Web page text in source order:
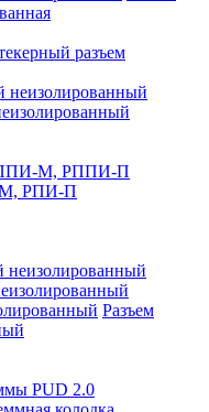
разъем
М, РППИ-П
РПИ-П
Разъем
PUD 2.0